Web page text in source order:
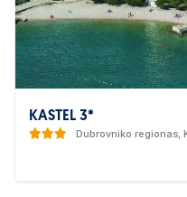
KASTEL 3*
Dubrovniko regionas,